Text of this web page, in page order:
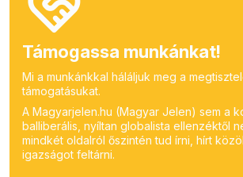
Támogassa munkánkat!
Mi a munkánkkal háláljuk meg a
támogatásukat.
A Magyarjelen.hu (Magyar Jelen) sem a
balliberális, nyíltan globalista ellenzéktől
mindkét oldalról őszintén tud írni, hírt
igazságot feltárni.